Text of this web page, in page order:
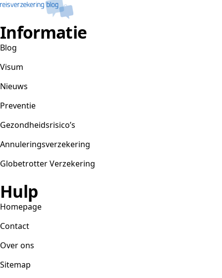
Informatie
Blog
Visum
Nieuws
Preventie
Gezondheidsrisico’s
Annuleringsverzekering
Globetrotter Verzekering
Hulp
Homepage
Contact
Over ons
Sitemap